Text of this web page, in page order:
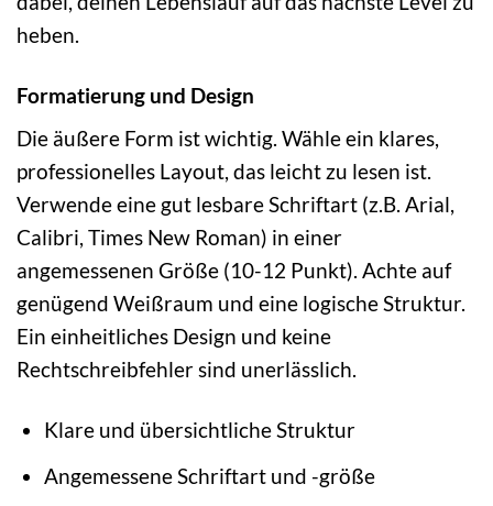
heben.
Formatierung und Design
Die äußere Form ist wichtig. Wähle ein klares,
professionelles Layout, das leicht zu lesen ist.
Verwende eine gut lesbare Schriftart (z.B. Arial,
Calibri, Times New Roman) in einer
angemessenen Größe (10-12 Punkt). Achte auf
genügend Weißraum und eine logische Struktur.
Ein einheitliches Design und keine
Rechtschreibfehler sind unerlässlich.
Klare und übersichtliche Struktur
Angemessene Schriftart und -größe